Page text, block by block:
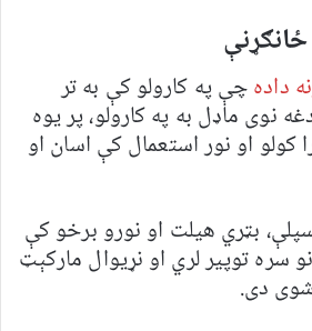
چې په کارولو کې به تر
نوی ماډل به په کارولو، پر یوه
او نور استعمال کې اسان او
بټري هیلت او نورو برخو کې
سره توپیر لري او نړیوال مارکېټ
دی.